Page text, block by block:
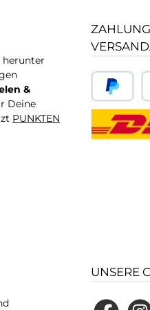
herunter
&
Deine
PUNKTEN
UNSERE